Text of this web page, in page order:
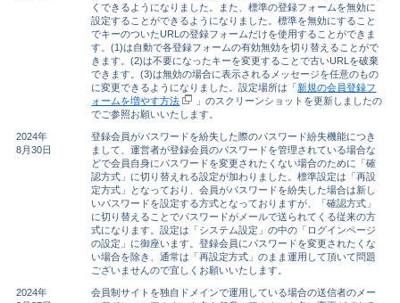
くできるようになりました。また、標準の登録フォームを無効に
設定することができるようになりました。標準を無効にすること
でキーのついたURLの登録フォームだけを使用することができま
す。(1)は自動で各登録フォームの有効無効を切り替えることがで
きます。(2)は不要になったキーを変更することで古いURLを破棄
できます。(3)は無効の場合に表示されるメッセージを任意のもの
に変更できるようになりました。設定場所は「新規の会員登録フ
ォームを増やす方法
」のスクリーンショットを更新しましたの
でご参照お願いいたします。
2024年
8月30日
登録会員がパスワードを紛失した際のパスワード紛失機能につき
まして、運営者が登録会員のパスワードを管理されている場合な
どで会員自身にパスワードを変更されたくない場合のために「確
認方式」に切り替えれる設定が加わりました。標準設定は「再設
定方式」となっており、会員がパスワードを紛失した場合は新し
いパスワードを設定する方式となっておりますが、「確認方式」
に切り替えることでパスワードがメールで送られてくる従来の方
式になります。設定は「システム設定」の中の「ログインページ
の設定」に御座います。登録会員にパスワードを変更されたくな
い場合を除き、通常は「再設定方式」のまま運用して頂いて問題
ございませんので宜しくお願いいたします。
2024年
会員制サイトを独自ドメインで運用している場合の送信者のメー